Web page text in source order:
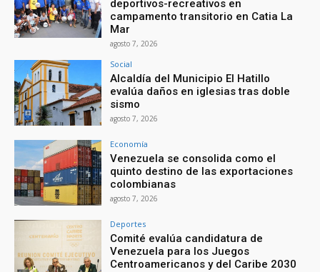
deportivos-recreativos en
campamento transitorio en Catia La
Mar
agosto 7, 2026
Social
Alcaldía del Municipio El Hatillo
evalúa daños en iglesias tras doble
sismo
agosto 7, 2026
Economía
Venezuela se consolida como el
quinto destino de las exportaciones
colombianas
agosto 7, 2026
Deportes
Comité evalúa candidatura de
Venezuela para los Juegos
Centroamericanos y del Caribe 2030